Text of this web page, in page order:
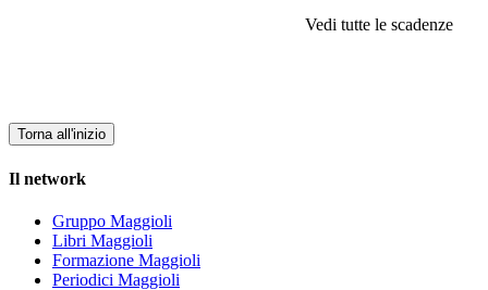
Vedi tutte le scadenze
Torna all'inizio
Il network
Gruppo Maggioli
Libri Maggioli
Formazione Maggioli
Periodici Maggioli